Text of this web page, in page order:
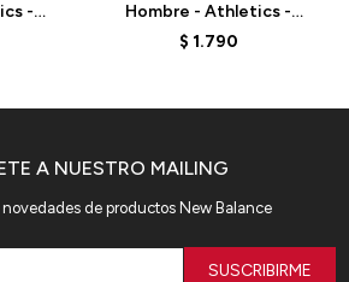
-
Hombre - Athletics -
MT41533AAR - GREEN
$ 1.790
A NUESTRO MAILING
novedades de productos New Balance
SUSCRIBIRME